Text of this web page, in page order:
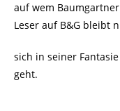
auf wem
Leser auf B&G bleibt
sich in seiner
geht.